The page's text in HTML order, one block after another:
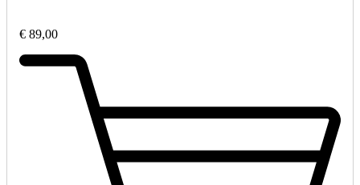
€ 89,00